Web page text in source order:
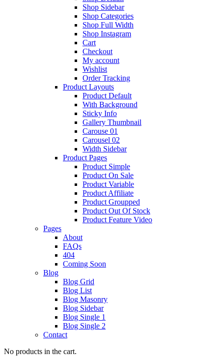
Shop Sidebar
Shop Categories
Shop Full Width
Shop Instagram
Cart
Checkout
My account
Wishlist
Order Tracking
Product Layouts
Product Default
With Background
Sticky Info
Gallery Thumbnail
Carouse 01
Carousel 02
Width Sidebar
Product Pages
Product Simple
Product On Sale
Product Variable
Product Affiliate
Product Groupped
Product Out Of Stock
Product Feature Video
Pages
About
FAQs
404
Coming Soon
Blog
Blog Grid
Blog List
Blog Masonry
Blog Sidebar
Blog Single 1
Blog Single 2
Contact
No products in the cart.